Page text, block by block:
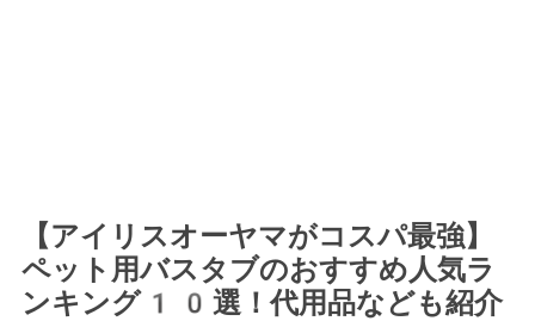
【アイリスオーヤマがコスパ最強】
ペット用バスタブのおすすめ人気ラ
ンキング10選！代用品なども紹介